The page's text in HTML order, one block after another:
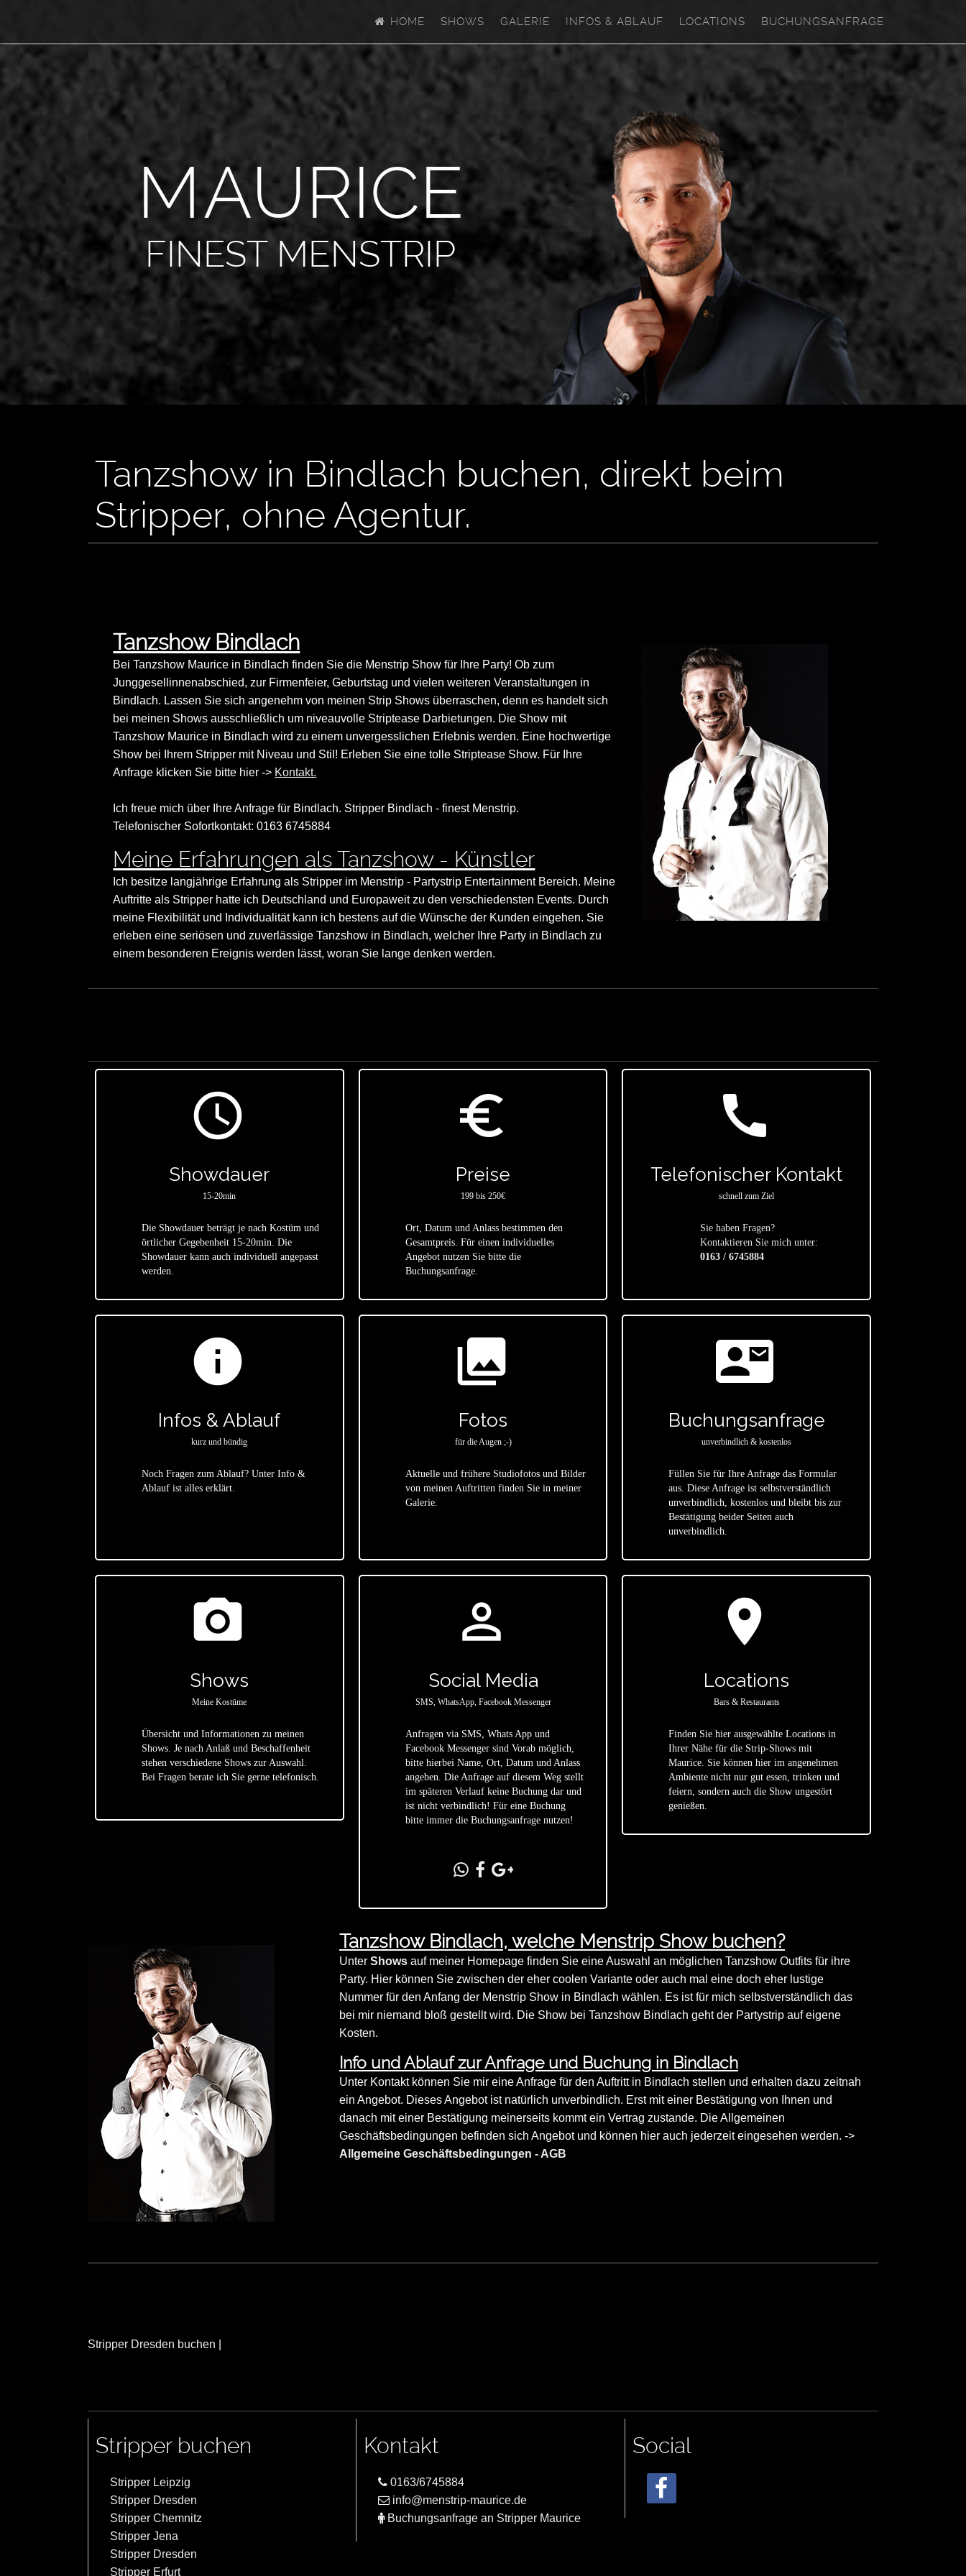
HOME SHOWS GALERIE INFOS & ABLAUF LOCATIONS BUCHUNGSANFRAGE
MAURICE
FINEST MENSTRIP
Tanzshow in Bindlach buchen, direkt beim
Stripper, ohne Agentur.
Tanzshow Bindlach
Bei Tanzshow Maurice in Bindlach finden Sie die Menstrip Show für Ihre Party! Ob zum
Junggesellinnenabschied, zur Firmenfeier, Geburtstag und vielen weiteren Veranstaltungen in
Bindlach. Lassen Sie sich angenehm von meinen Strip Shows überraschen, denn es handelt sich
bei meinen Shows ausschließlich um niveauvolle Striptease Darbietungen. Die Show mit
Tanzshow Maurice in Bindlach wird zu einem unvergesslichen Erlebnis werden. Eine hochwertige
Show bei Ihrem Stripper mit Niveau und Stil! Erleben Sie eine tolle Striptease Show. Für Ihre
Anfrage klicken Sie bitte hier -> Kontakt.
Ich freue mich über Ihre Anfrage für Bindlach. Stripper Bindlach - finest Menstrip.
Telefonischer Sofortkontakt: 0163 6745884
Meine Erfahrungen als Tanzshow - Künstler
Ich besitze langjährige Erfahrung als Stripper im Menstrip - Partystrip Entertainment Bereich. Meine
Auftritte als Stripper hatte ich Deutschland und Europaweit zu den verschiedensten Events. Durch
meine Flexibilität und Individualität kann ich bestens auf die Wünsche der Kunden eingehen. Sie
erleben eine seriösen und zuverlässige Tanzshow in Bindlach, welcher Ihre Party in Bindlach zu
einem besonderen Ereignis werden lässt, woran Sie lange denken werden.
access_time
Showdauer
15-20min
Die Showdauer beträgt je nach Kostüm und
örtlicher Gegebenheit 15-20min. Die
Showdauer kann auch individuell angepasst
werden.
euro_symbol
Preise
199 bis 250€
Ort, Datum und Anlass bestimmen den
Gesamtpreis. Für einen individuelles
Angebot nutzen Sie bitte die
Buchungsanfrage.
call
Telefonischer Kontakt
schnell zum Ziel
Sie haben Fragen?
Kontaktieren Sie mich unter:
0163 / 6745884
info
Infos & Ablauf
kurz und bündig
Noch Fragen zum Ablauf? Unter Info &
Ablauf ist alles erklärt.
photo_library
Fotos
für die Augen ;-)
Aktuelle und frühere Studiofotos und Bilder
von meinen Auftritten finden Sie in meiner
Galerie.
contact_mail
Buchungsanfrage
unverbindlich & kostenlos
Füllen Sie für Ihre Anfrage das Formular
aus. Diese Anfrage ist selbstverständlich
unverbindlich, kostenlos und bleibt bis zur
Bestätigung beider Seiten auch
unverbindlich.
photo_camera
Shows
Meine Kostüme
Übersicht und Informationen zu meinen
Shows. Je nach Anlaß und Beschaffenheit
stehen verschiedene Shows zur Auswahl.
Bei Fragen berate ich Sie gerne telefonisch.
person_outline
Social Media
SMS, WhatsApp, Facebook Messenger
Anfragen via SMS, Whats App und
Facebook Messenger sind Vorab möglich,
bitte hierbei Name, Ort, Datum und Anlass
angeben. Die Anfrage auf diesem Weg stellt
im späteren Verlauf keine Buchung dar und
ist nicht verbindlich! Für eine Buchung
bitte immer die Buchungsanfrage nutzen!
location_on
Locations
Bars & Restaurants
Finden Sie hier ausgewählte Locations in
Ihrer Nähe für die Strip-Shows mit
Maurice. Sie können hier im angenehmen
Ambiente nicht nur gut essen, trinken und
feiern, sondern auch die Show ungestört
genießen.
Tanzshow Bindlach, welche Menstrip Show buchen?
Unter Shows auf meiner Homepage finden Sie eine Auswahl an möglichen Tanzshow Outfits für ihre
Party. Hier können Sie zwischen der eher coolen Variante oder auch mal eine doch eher lustige
Nummer für den Anfang der Menstrip Show in Bindlach wählen. Es ist für mich selbstverständlich das
bei mir niemand bloß gestellt wird. Die Show bei Tanzshow Bindlach geht der Partystrip auf eigene
Kosten.
Info und Ablauf zur Anfrage und Buchung in Bindlach
Unter Kontakt können Sie mir eine Anfrage für den Auftritt in Bindlach stellen und erhalten dazu zeitnah
ein Angebot. Dieses Angebot ist natürlich unverbindlich. Erst mit einer Bestätigung von Ihnen und
danach mit einer Bestätigung meinerseits kommt ein Vertrag zustande. Die Allgemeinen
Geschäftsbedingungen befinden sich Angebot und können hier auch jederzeit eingesehen werden. ->
Allgemeine Geschäftsbedingungen - AGB
Stripper Dresden buchen
Stripper buchen
Stripper Leipzig
Stripper Dresden
Stripper Chemnitz
Stripper Jena
Stripper Dresden
Stripper Erfurt
Kontakt
0163/6745884
info@menstrip-maurice.de
Buchungsanfrage an Stripper Maurice
Social